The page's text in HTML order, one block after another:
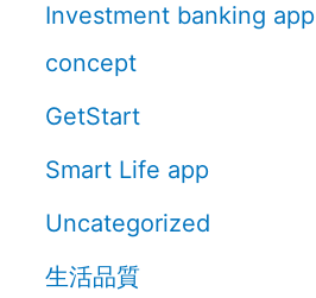
Investment banking app
concept
GetStart
Smart Life app
Uncategorized
生活品質